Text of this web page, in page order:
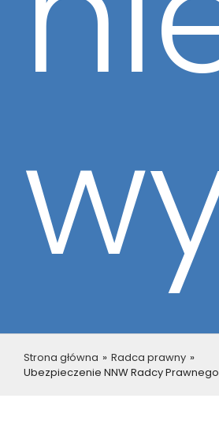
Strona główna » Radca prawny »
Ubezpieczenie NNW Radcy Prawnego